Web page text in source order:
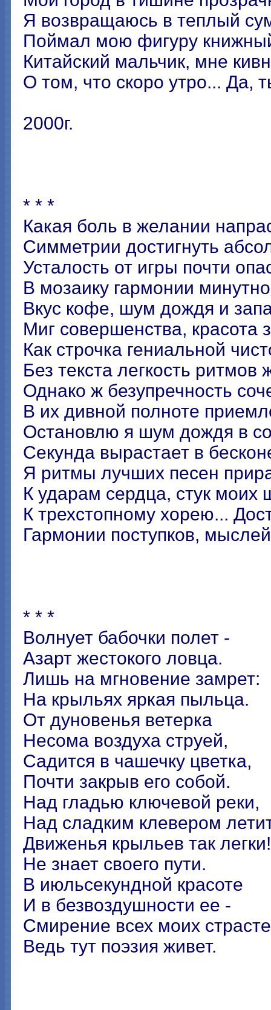
Я возвращаюсь в теплый
Поймал мою фигуpy
Китайский мальчик, мне
О том, что скоро утро... Да,
2000г.
* * *
Какая боль в желании
Симметрии достигнуть
Усталость от игры почти
В мозаику гармонии
Вкус кофе, шум дождя и
Миг совершенства, красота
Как строчка гениальной
Без текста легкость ритмов
Однако ж безупречность
В их дивной полноте
Остановлю я шум дождя в
Секунда вырастает в
Я ритмы лучших песен
К ударам сердца, стук моих
К трехстопному хорею...
Гармонии поступков,
* * *
Волнует бабочки полет -
Азарт жестокого ловца.
Лишь на мгновение замрет:
На крыльях яркая пыльца.
От дуновенья ветерка
Несома воздуха струей,
Садится в чашечку цветка,
Почти закрыв его собой.
Над гладью ключевой реки,
Над сладким клевером
Движенья крыльев так легки!
Не знает своего пути.
В июльсекундной красоте
И в безвоздушности ее -
Смирение всех моих
Ведь тут поэзия живет.